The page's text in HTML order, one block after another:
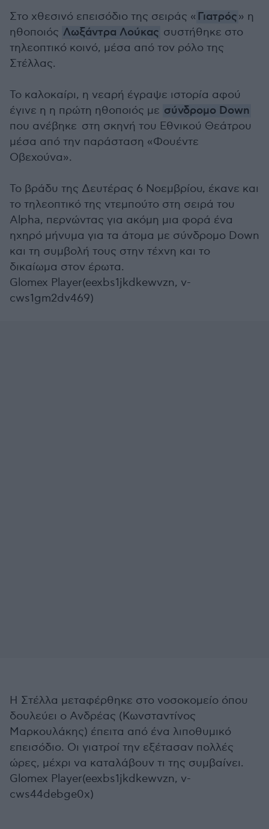
Στο χθεσινό επεισόδιο της σειράς « Γιατρός» η
ηθοποιός Λωξάντρα Λούκας συστήθηκε στο
τηλεοπτικό κοινό, μέσα από τον ρόλο της
Στέλλας.
Το καλοκαίρι, η νεαρή έγραψε ιστορία αφού
έγινε η η πρώτη ηθοποιός με σύνδρομο Down
που ανέβηκε στη σκηνή του Εθνικού Θεάτρου
μέσα από την παράσταση «Φουέντε
Οβεχούνα».
Το βράδυ της Δευτέρας 6 Νοεμβρίου, έκανε και
το τηλεοπτικό της ντεμπούτο στη σειρά του
Alpha, περνώντας για ακόμη μια φορά ένα
ηχηρό μήνυμα για τα άτομα με σύνδρομο Down
και τη συμβολή τους στην τέχνη και το
δικαίωμα στον έρωτα.
Glomex Player(eexbs1jkdkewvzn, v-
cws1gm2dv469)
Η Στέλλα μεταφέρθηκε στο νοσοκομείο όπου
δουλεύει ο Ανδρέας (Κωνσταντίνος
Μαρκουλάκης) έπειτα από ένα λιποθυμικό
επεισόδιο. Οι γιατροί την εξέτασαν πολλές
ώρες, μέχρι να καταλάβουν τι της συμβαίνει.
Glomex Player(eexbs1jkdkewvzn, v-
cws44debge0x)